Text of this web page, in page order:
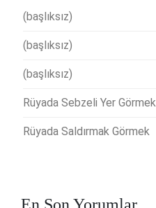
(başlıksız)
(başlıksız)
(başlıksız)
Rüyada Sebzeli Yer Görmek
Rüyada Saldırmak Görmek
En Son Yorumlar